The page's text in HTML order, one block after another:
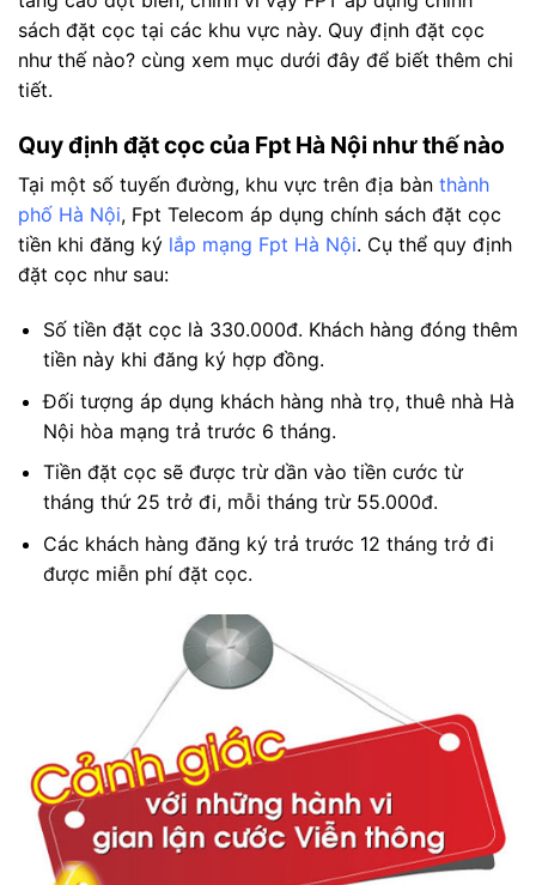
sách đặt cọc tại các khu vực này. Quy định đặt cọc
như thế nào? cùng xem mục dưới đây để biết thêm chi
tiết.
Quy định đặt cọc của Fpt Hà Nội như thế nào
Tại một số tuyến đường, khu vực trên địa bàn thành
phố Hà Nội, Fpt Telecom áp dụng chính sách đặt cọc
tiền khi đăng ký lắp mạng Fpt Hà Nội. Cụ thể quy định
đặt cọc như sau:
Số tiền đặt cọc là 330.000đ. Khách hàng đóng thêm
tiền này khi đăng ký hợp đồng.
Đối tượng áp dụng khách hàng nhà trọ, thuê nhà Hà
Nội hòa mạng trả trước 6 tháng.
Tiền đặt cọc sẽ được trừ dần vào tiền cước từ
tháng thứ 25 trở đi, mỗi tháng trừ 55.000đ.
Các khách hàng đăng ký trả trước 12 tháng trở đi
được miễn phí đặt cọc.